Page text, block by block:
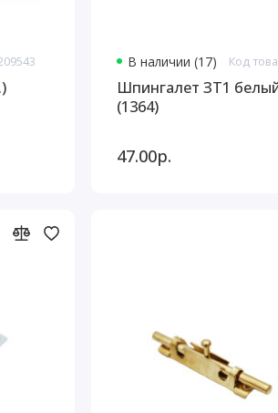
В наличии (17) Код
Шпингалет ЗТ1
(1364)
47.00р.